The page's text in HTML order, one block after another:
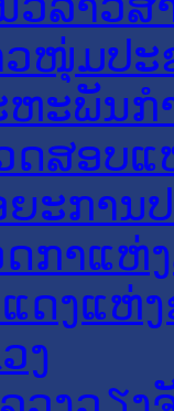
ວໜຸ່ມປະ
ຫະພັນກ
ດສອບແ
ຍະການ
ກາແຫ່
ດງແຫ່
ງ